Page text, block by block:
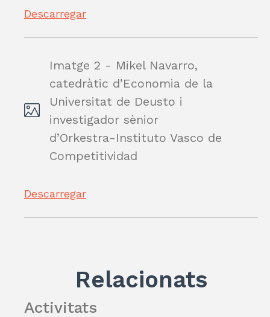
Descarregar
Imatge 2 - Mikel Navarro,
catedràtic d’Economia de la
Universitat de Deusto i
investigador sènior
d’Orkestra-Instituto Vasco de
Competitividad
Descarregar
Relacionats
Activitats